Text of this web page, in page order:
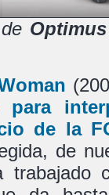
para
de la
de
trabajado